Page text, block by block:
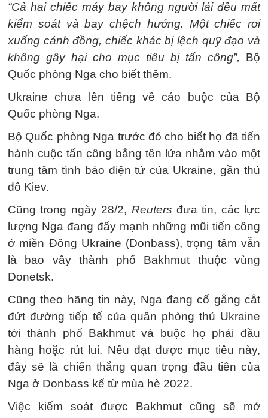
“Cả hai chiếc máy bay không người lái đều mất
kiểm soát và bay chệch hướng. Một chiếc rơi
xuống cánh đồng, chiếc khác bị lệch quỹ đạo và
không gây hại cho mục tiêu bị tấn công”, Bộ
Quốc phòng Nga cho biết thêm.
Ukraine chưa lên tiếng về cáo buộc của Bộ
Quốc phòng Nga.
Bộ Quốc phòng Nga trước đó cho biết họ đã tiến
hành cuộc tấn công bằng tên lửa nhằm vào một
trung tâm tình báo điện tử của Ukraine, gần thủ
đô Kiev.
Cũng trong ngày 28/2, Reuters đưa tin, các lực
lượng Nga đang đẩy mạnh những mũi tiến công
ở miền Đông Ukraine (Donbass), trọng tâm vẫn
là bao vây thành phố Bakhmut thuộc vùng
Donetsk.
Cũng theo hãng tin này, Nga đang cố gắng cắt
đứt đường tiếp tế của quân phòng thủ Ukraine
tới thành phố Bakhmut và buộc họ phải đầu
hàng hoặc rút lui. Nếu đạt được mục tiêu này,
đây sẽ là chiến thắng quan trọng đầu tiên của
Nga ở Donbass kể từ mùa hè 2022.
Việc kiểm soát được Bakhmut cũng sẽ mở